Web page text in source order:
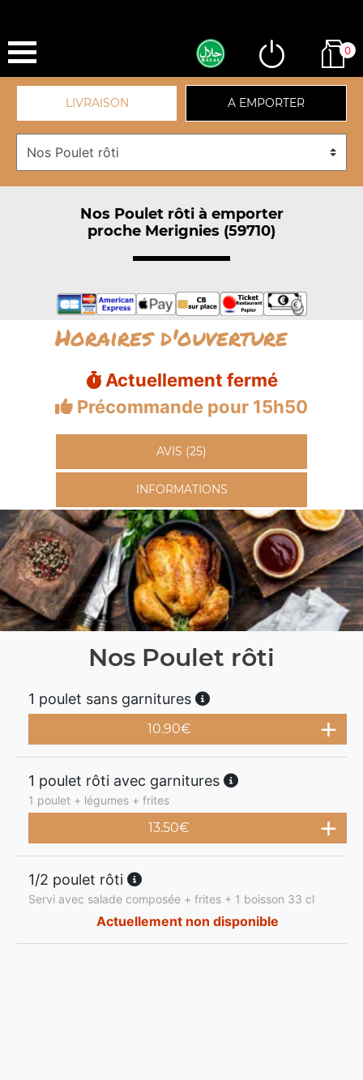
0
LIVRAISON A EMPORTER
Nos Poulet rôti à emporter
proche Merignies (59710)
Horaires d'ouverture
Actuellement fermé
Précommande pour 15h50
AVIS (25)
INFORMATIONS
Nos Poulet rôti
1 poulet sans garnitures
10.90€
1 poulet rôti avec garnitures
1 poulet + légumes + frites
13.50€
1/2 poulet rôti
Servi avec salade composée + frites + 1 boisson 33 cl
Actuellement non disponible